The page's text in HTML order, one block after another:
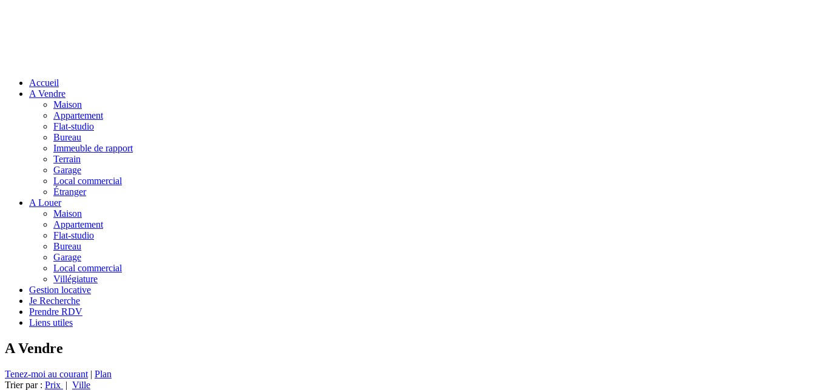
Accueil
A Vendre
Maison
Appartement
Flat-studio
Bureau
Immeuble de rapport
Terrain
Garage
Local commercial
Étranger
A Louer
Maison
Appartement
Flat-studio
Bureau
Garage
Local commercial
Villégiature
Gestion locative
Je Recherche
Prendre RDV
Liens utiles
A Vendre
Tenez-moi au courant | Plan
Trier par : Prix | Ville